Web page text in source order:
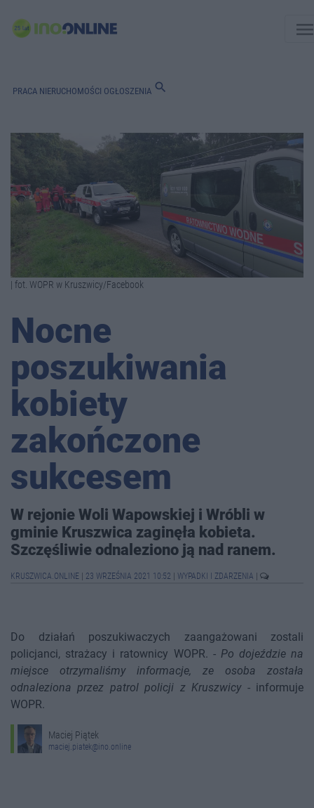
PRACA NIERUCHOMOŚCI OGŁOSZENIA search
| fot. WOPR w Kruszwicy/Facebook
Nocne
poszukiwania
kobiety
zakończone
sukcesem
W rejonie Woli Wapowskiej i Wróbli w
gminie Kruszwica zaginęła kobieta.
Szczęśliwie odnaleziono ją nad ranem.
KRUSZWICA.ONLINE 23 WRZEŚNIA 2021 10:52 WYPADKI I ZDARZENIA
Do działań poszukiwaczych zaangażowani zostali
policjanci, strażacy i ratownicy WOPR. - Po dojeździe na
miejsce otrzymaliśmy informacje, ze osoba została
odnaleziona przez patrol policji z Kruszwicy- informuje
WOPR.
Maciej Piątek
maciej.piatek@ino.online